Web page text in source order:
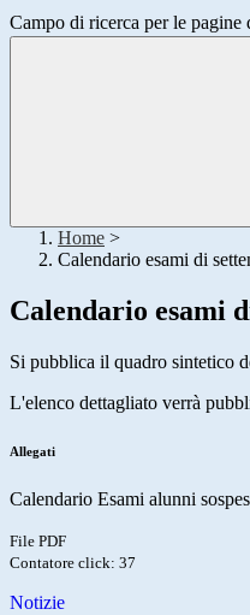
Campo di ricerca per le pagine
Home >
Calendario esami di
Calendario esami
Si pubblica il quadro sintetico
L'elenco dettagliato verrà
Allegati
Calendario Esami alunni
File PDF
Contatore click: 37
Notizie